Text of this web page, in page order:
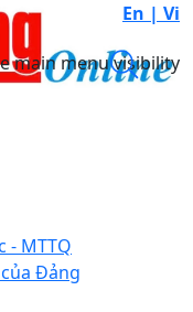
En | Vi
main menu visibility
- MTTQ
Đảng